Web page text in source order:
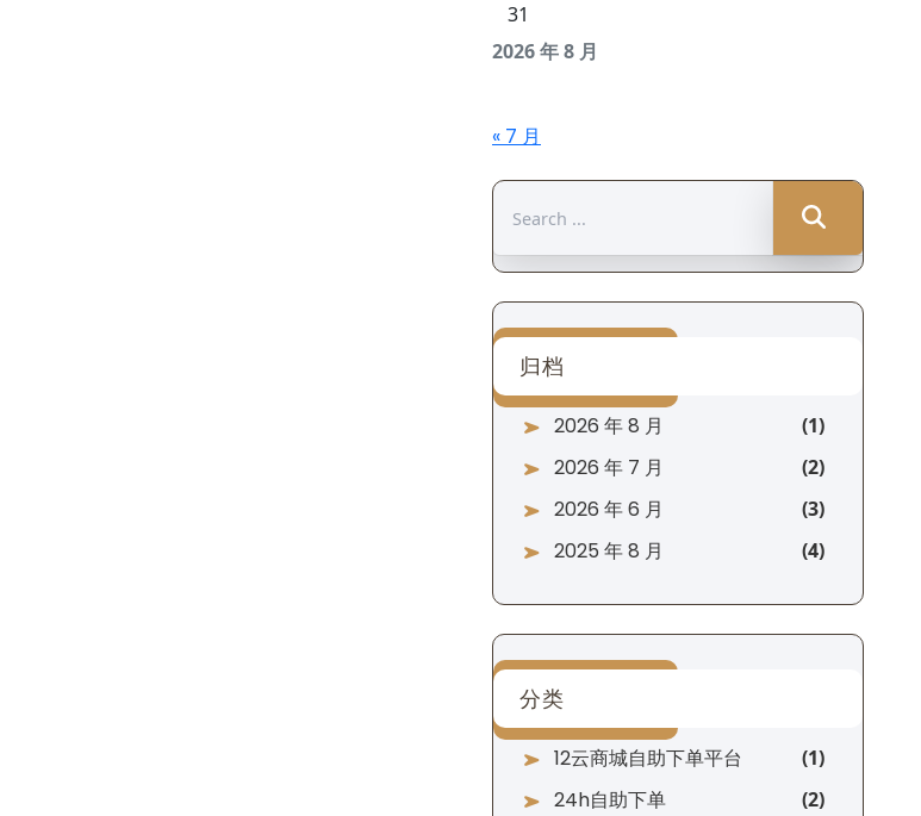
2026 年 8 月
31
« 7 月
for:
归档
2026 年 8 月
2026 年 7 月
2026 年 6 月
2025 年 8 月
分类
12云商城自助下单平台
24h自助下单